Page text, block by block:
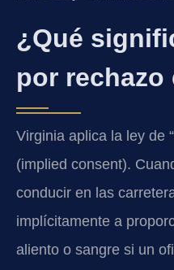
¿Qué
por rechazo
Virginia aplica la ley de
(implied consent).
conducir en las
implícitamente a
aliento o sangre si un